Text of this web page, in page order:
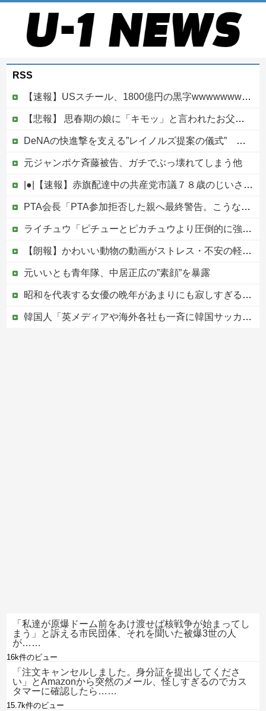
RSS
【速報】USスチール、1800億円の黒字wwwwwwwwwwwwwwwwwwwwwwww
【悲報】 思春期の娘に「キモッ」と言われたお父さん、グレるｗｗｗｗｗｗｗ
DeNAの快進撃を支える”レイノルズ提案の儀式” 決勝2ランの宮下が明かす「儀式を始めてから、チームが一つになっている」
元ジャンポケ斉藤被告、ガチでぶっ壊れてしまう他
|●|【速報】赤旗配達中の共産党市議７８歳のじいさん、左に寄りすぎたか車で民家当て逃げ
PTA会長「PTA参加拒否した親へ最終警告。こうなってもいい？」
ライチュウ「ピチューとピカチュウより圧倒的に強いですｗｗｗｗ」←こいつが不人気な理由
【朗報】かわいい動物の動画がストレス・不安の軽減になる可能性。英大学の研究で実証
元いいとも青年隊、中居正広の”素顔”を暴露
昭和を代表する女優の晩年があまりにも寂しすぎる！と話題に、自身の子供を餓死する寸前までネグレクトした挙句……
韓国人「英メディアや海外各社も一斉に韓国サッカー協会を巡る過去の不祥事を報道！」→「国際的な信用失墜の危機‥」
「私達が原爆ドーム前をあけ渡せば核戦争が始まってし
まう」と訴える市民団体、それを聞いた被爆3世の人
が……
16k件のビュー
「注文キャンセルしました。身分証を提出してくださ
い」とAmazonから突然のメール、怪しすぎるのでカス
タマーに確認したら……
15.7k件のビュー